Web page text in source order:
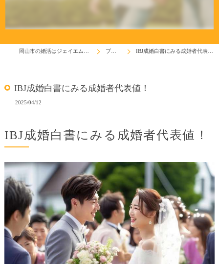
ブログ IBJ成婚白書にみる成婚者代表値！
IBJ成婚白書にみる成婚者代表値！
2025/04/12
IBJ成婚白書にみる成婚者代表値！